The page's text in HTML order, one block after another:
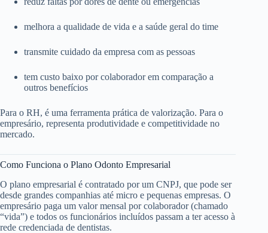
melhora a qualidade de vida e a saúde geral do time
transmite cuidado da empresa com as pessoas
tem custo baixo por colaborador em comparação a
outros benefícios
Para o RH, é uma ferramenta prática de valorização. Para o
empresário, representa produtividade e competitividade no
mercado.
Como Funciona o Plano Odonto Empresarial
O plano empresarial é contratado por um CNPJ, que pode ser
desde grandes companhias até micro e pequenas empresas. O
empresário paga um valor mensal por colaborador (chamado
“vida”) e todos os funcionários incluídos passam a ter acesso à
rede credenciada de dentistas.